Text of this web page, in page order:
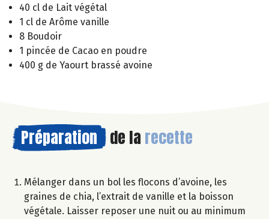
40 cl de Lait végétal
1 cl de Arôme vanille
8 Boudoir
1 pincée de Cacao en poudre
400 g de Yaourt brassé avoine
Préparation de la recette
Mélanger dans un bol les flocons d’avoine, les
graines de chia, l’extrait de vanille et la boisson
végétale. Laisser reposer une nuit ou au minimum